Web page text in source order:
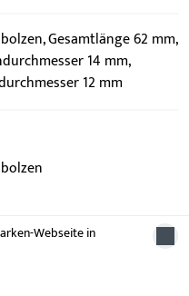
Webseite in
Gesamtlänge 62 mm,
14 mm,
12 mm